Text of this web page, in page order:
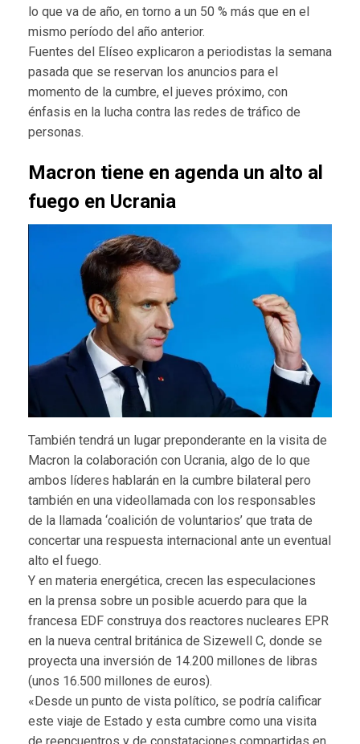
lo que va de año, en torno a un 50 % más que en el
mismo período del año anterior.
Fuentes del Elíseo explicaron a periodistas la semana
pasada que se reservan los anuncios para el
momento de la cumbre, el jueves próximo, con
énfasis en la lucha contra las redes de tráfico de
personas.
Macron tiene en agenda un alto al
fuego en Ucrania
También tendrá un lugar preponderante en la visita de
Macron la colaboración con Ucrania, algo de lo que
ambos líderes hablarán en la cumbre bilateral pero
también en una videollamada con los responsables
de la llamada ‘coalición de voluntarios’ que trata de
concertar una respuesta internacional ante un eventual
alto el fuego.
Y en materia energética, crecen las especulaciones
en la prensa sobre un posible acuerdo para que la
francesa EDF construya dos reactores nucleares EPR
en la nueva central británica de Sizewell C, donde se
proyecta una inversión de 14.200 millones de libras
(unos 16.500 millones de euros).
«Desde un punto de vista político, se podría calificar
este viaje de Estado y esta cumbre como una visita
de reencuentros y de constataciones compartidas en